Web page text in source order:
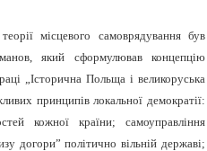
місцевого самоврядування був
який сформулював концепцію
„Історична Польща і великоруська
принципів локальної демократії:
кожної країни; самоуправління
догори” політично вільній державі;